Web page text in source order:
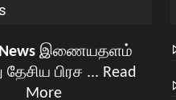
இணையதளம்
தேசிய பிரச ... Read
More